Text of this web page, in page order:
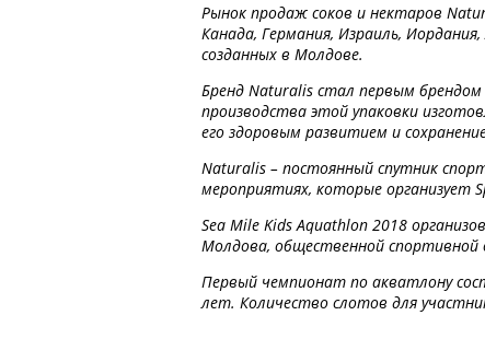
Рынок продаж соков и нектаров
Канада, Германия, Израиль,
созданных в Молдове.
Бренд Naturalis стал первым
производства этой упаковки
его здоровым развитием и
Naturalis – постоянный спутник
мероприятиях, которые организует
Sea Mile Kids Aquathlon 2018
Молдова, общественной спортивной
Первый чемпионат по акватлону
лет. Количество слотов для